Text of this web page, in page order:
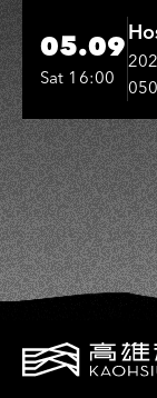
瑤
Hi-Ing Music
05.09
Sat 16:00
敏
彬
瑤